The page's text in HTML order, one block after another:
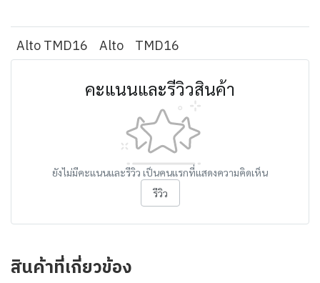
Alto TMD16 Alto TMD16
คะแนนและรีวิวสินค้า
ยังไม่มีคะแนนและรีวิว เป็นคนแรกที่แสดงความคิดเห็น
รีวิว
สินค้าที่เกี่ยวข้อง